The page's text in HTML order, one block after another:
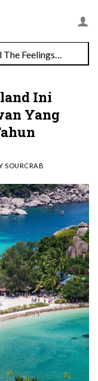
TAT Luncurkan Kampanye “Feel All The Feelings” dengan Lalisa LISA Manobal untuk Promosikan Pariwisata Berkualitas Thailand
Ini
Yang
SOURCRAB